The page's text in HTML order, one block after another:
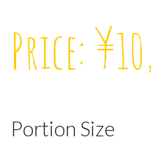
Price:
Portion Size